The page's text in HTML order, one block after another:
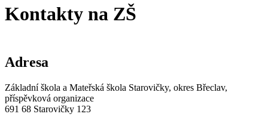
Kontakty na ZŠ
Adresa
Základní škola a Mateřská škola Starovičky, okres Břeclav,
příspěvková organizace
691 68 Starovičky 123